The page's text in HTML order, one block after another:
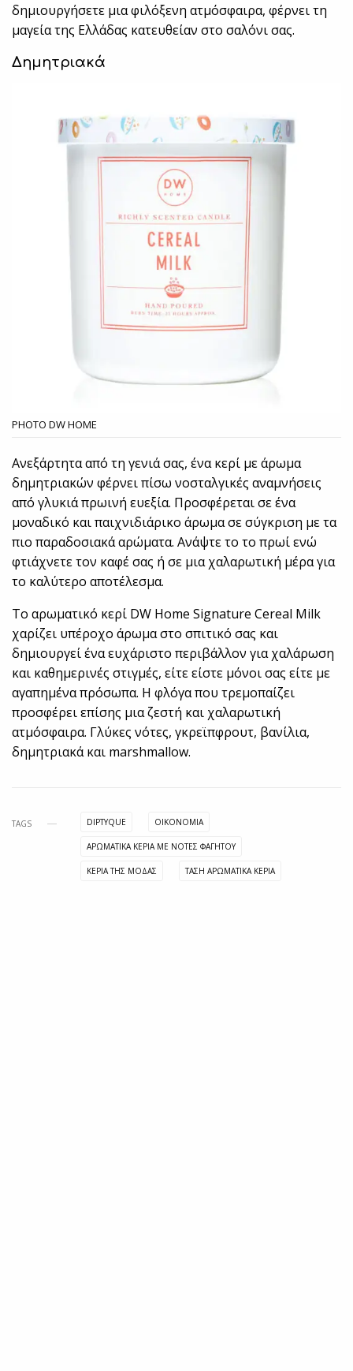
δημιουργήσετε μια φιλόξενη ατμόσφαιρα, φέρνει τη
μαγεία της Ελλάδας κατευθείαν στο σαλόνι σας.
Δημητριακά
PHOTO DW HOME
Ανεξάρτητα από τη γενιά σας, ένα κερί με άρωμα
δημητριακών φέρνει πίσω νοσταλγικές αναμνήσεις
από γλυκιά πρωινή ευεξία. Προσφέρεται σε ένα
μοναδικό και παιχνιδιάρικο άρωμα σε σύγκριση με τα
πιο παραδοσιακά αρώματα. Ανάψτε το το πρωί ενώ
φτιάχνετε τον καφέ σας ή σε μια χαλαρωτική μέρα για
το καλύτερο αποτέλεσμα.
Το αρωματικό κερί DW Home Signature Cereal Milk
χαρίζει υπέροχο άρωμα στο σπιτικό σας και
δημιουργεί ένα ευχάριστο περιβάλλον για χαλάρωση
και καθημερινές στιγμές, είτε είστε μόνοι σας είτε με
αγαπημένα πρόσωπα. Η φλόγα που τρεμοπαίζει
προσφέρει επίσης μια ζεστή και χαλαρωτική
ατμόσφαιρα. Γλύκες νότες, γκρεϊπφρουτ, βανίλια,
δημητριακά και marshmallow.
TAGS DIPTYQUE OIKONOMIA
ΑΡΩΜΑΤΙΚΑ ΚΕΡΙΑ ΜΕ ΝΟΤΕΣ ΦΑΓΗΤΟΥ
ΚΕΡΙΑ ΤΗΣ ΜΟΔΑΣ ΤΑΣΗ ΑΡΩΜΑΤΙΚΑ ΚΕΡΙΑ